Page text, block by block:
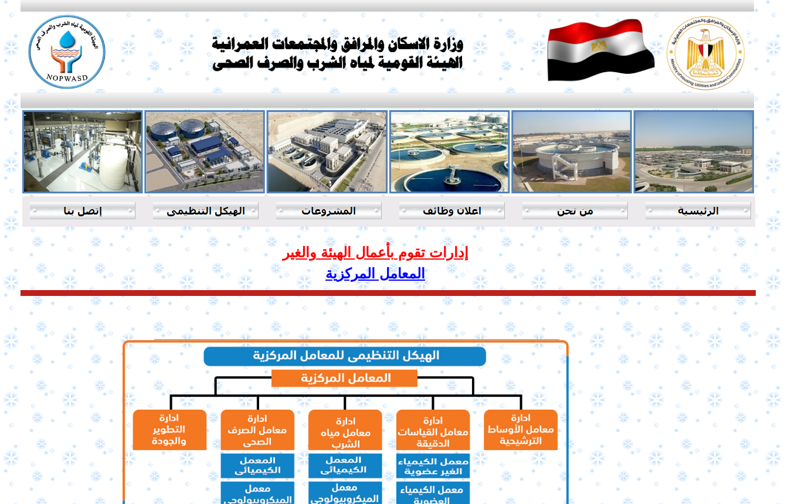
إدارات تقوم بأعمال الهيئة والغير
المعامل المركزية